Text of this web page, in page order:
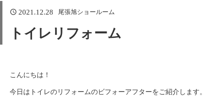
2021.12.28 尾張旭ショールーム
トイレリフォーム
こんにちは！
今日はトイレのリフォームのビフォーアフターをご紹介します。